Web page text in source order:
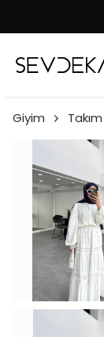
Giyim Takım